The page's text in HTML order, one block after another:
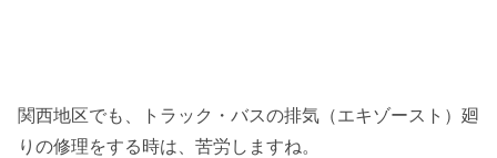
関西地区でも、トラック・バスの排気（エキゾースト）廻
りの修理をする時は、苦労しますね。